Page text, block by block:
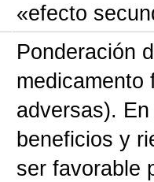
«efecto
Ponderación
medicamento
adversas).
beneficios y
ser favorable